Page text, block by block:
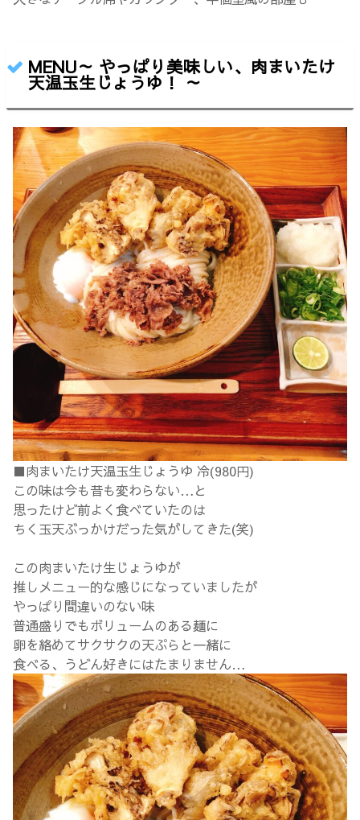
MENU～ やっぱり美味しい、肉まいたけ
天温玉生じょうゆ！ ～
■肉まいたけ天温玉生じょうゆ 冷(980円)
この味は今も昔も変わらない…と
思ったけど前よく食べていたのは
ちく玉天ぶっかけだった気がしてきた(笑)
この肉まいたけ生じょうゆが
推しメニュー的な感じになっていましたが
やっぱり間違いのない味
普通盛りでもボリュームのある麺に
卵を絡めてサクサクの天ぷらと一緒に
食べる、うどん好きにはたまりません…